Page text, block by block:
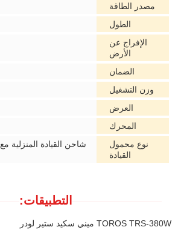
مصدر الطاقة
الطول
الإفراج عن
الأرض
الضمان
وزن التشغيل
العرض
المحرك
نوع محمول
القيادة
شاحن القيادة المنزلية
التطبيقات:
TOROS TRS-380W ميني سكيد ستير لودر